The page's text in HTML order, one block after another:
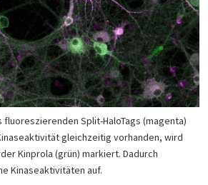
Split-HaloTags (magenta)
gleichzeitig vorhanden, wird
Kinprola (grün) markiert. Dadurch
Kinaseaktivitäten auf.